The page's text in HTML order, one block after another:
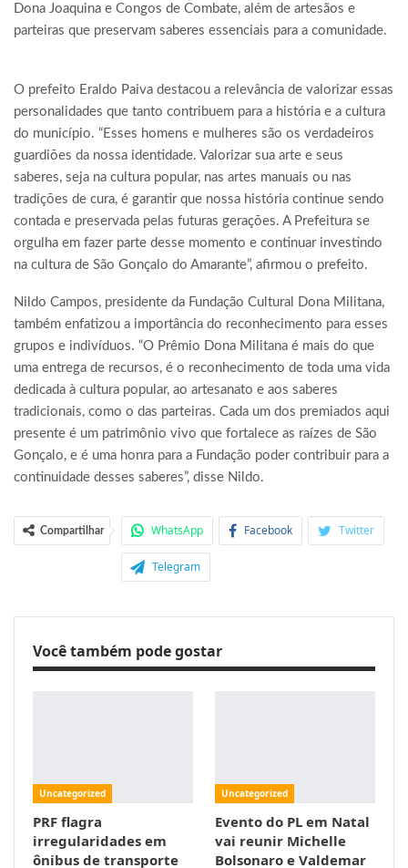
Dona Joaquina e Congos de Combate, além de artesãos e
parteiras que preservam saberes essenciais para a comunidade.
O prefeito Eraldo Paiva destacou a relevância de valorizar essas
personalidades que tanto contribuem para a história e a cultura
do município. “Esses homens e mulheres são os verdadeiros
guardiões da nossa identidade. Valorizar sua arte e seus
saberes, seja na cultura popular, nas artes manuais ou nas
tradições de cura, é garantir que nossa história continue sendo
contada e preservada pelas futuras gerações. A Prefeitura se
orgulha em fazer parte desse momento e continuar investindo
na cultura de São Gonçalo do Amarante”, afirmou o prefeito.
Nildo Campos, presidente da Fundação Cultural Dona Militana,
também enfatizou a importância do reconhecimento para esses
grupos e indivíduos. “O Prêmio Dona Militana é mais do que
uma entrega de recursos, é o reconhecimento de toda uma vida
dedicada à cultura popular, ao artesanato e aos saberes
tradicionais, como o das parteiras. Cada um dos premiados aqui
presente é um patrimônio vivo que fortalece as raízes de São
Gonçalo, e é uma honra para a Fundação poder contribuir para a
continuidade desses saberes”, disse Nildo.
Compartilhar WhatsApp Facebook Twitter
Telegram
Você também pode gostar
Uncategorized
PRF flagra
irregularidades em
ônibus de transporte
Uncategorized
Evento do PL em Natal
vai reunir Michelle
Bolsonaro e Valdemar